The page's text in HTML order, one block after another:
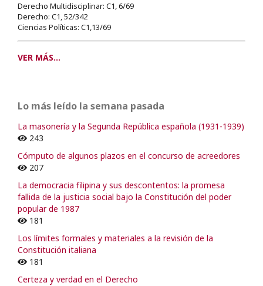
Derecho Multidisciplinar: C1, 6/69
Derecho: C1, 52/342
Ciencias Políticas: C1,13/69
VER MÁS...
Lo más leído la semana pasada
La masonería y la Segunda República española (1931-1939)
243
Cómputo de algunos plazos en el concurso de acreedores
207
La democracia filipina y sus descontentos: la promesa
fallida de la justicia social bajo la Constitución del poder
popular de 1987
181
Los límites formales y materiales a la revisión de la
Constitución italiana
181
Certeza y verdad en el Derecho